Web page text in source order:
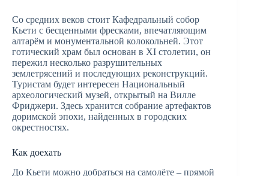
Со средних веков стоит Кафедральный собор
Кьети с бесценными фресками, впечатляющим
алтарём и монументальной колокольней. Этот
готический храм был основан в XI столетии, он
пережил несколько разрушительных
землетрясений и последующих реконструкций.
Туристам будет интересен Национальный
археологический музей, открытый на Вилле
Фриджери. Здесь хранится собрание артефактов
доримской эпохи, найденных в городских
окрестностях.
Как доехать
До Кьети можно добраться на самолёте – прямой